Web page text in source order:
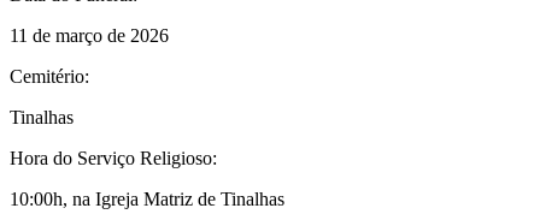
11 de março de 2026
Cemitério:
Tinalhas
Hora do Serviço Religioso:
10:00h, na Igreja Matriz de Tinalhas